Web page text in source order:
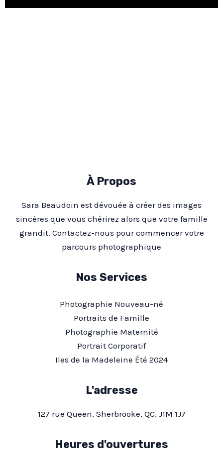
À Propos
Sara Beaudoin est dévouée à créer des images
sincères que vous chérirez alors que votre famille
grandit. Contactez-nous pour commencer votre
parcours photographique
Nos Services
Photographie Nouveau-né
Portraits de Famille
Photographie Maternité
Portrait Corporatif
Iles de la Madeleine Été 2024
L'adresse
127 rue Queen, Sherbrooke, QC, J1M 1J7
Heures d'ouvertures